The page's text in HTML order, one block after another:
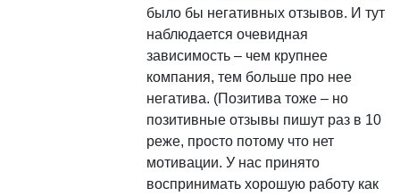
было бы негативных отзывов. И тут
наблюдается очевидная
зависимость – чем крупнее
компания, тем больше про нее
негатива. (Позитива тоже – но
позитивные отзывы пишут раз в 10
реже, просто потому что нет
мотивации. У нас принято
воспринимать хорошую работу как